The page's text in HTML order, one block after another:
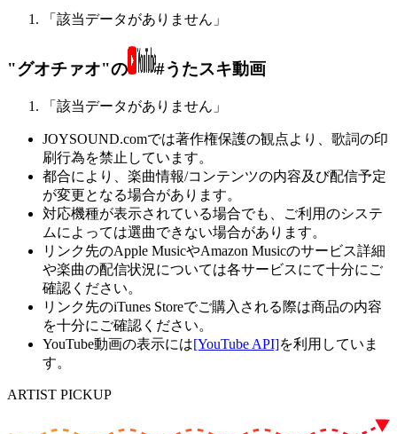
「該当データがありません」
"グオチァオ"の #うたスキ動画
「該当データがありません」
JOYSOUND.comでは著作権保護の観点より、歌詞の印
刷行為を禁止しています。
都合により、楽曲情報/コンテンツの内容及び配信予定
が変更となる場合があります。
対応機種が表示されている場合でも、ご利用のシステ
ムによっては選曲できない場合があります。
リンク先のApple MusicやAmazon Musicのサービス詳細
や楽曲の配信状況については各サービスにて十分にご
確認ください。
リンク先のiTunes Storeでご購入される際は商品の内容
を十分にご確認ください。
YouTube動画の表示には[YouTube API]を利用していま
す。
ARTIST PICKUP